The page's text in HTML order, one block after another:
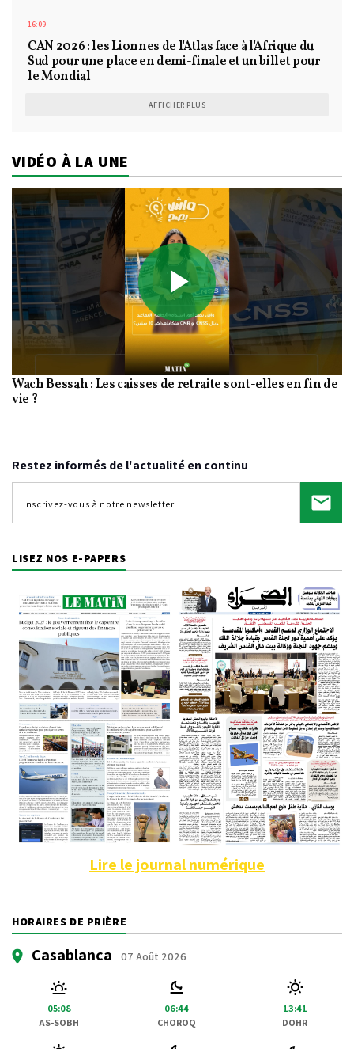
16:09
CAN 2026 : les Lionnes de l'Atlas face à l'Afrique du
Sud pour une place en demi-finale et un billet pour
le Mondial
AFFICHER PLUS
VIDÉO À LA UNE
Play
Video
Wach Bessah : Les caisses de retraite sont-elles en fin de
vie ?
Restez informés de l'actualité en continu
LISEZ NOS E-PAPERS
Lire le journal numérique
HORAIRES DE PRIÈRE
Casablanca 07 Août 2026
05:08
AS-SOBH
06:44
CHOROQ
13:41
DOHR